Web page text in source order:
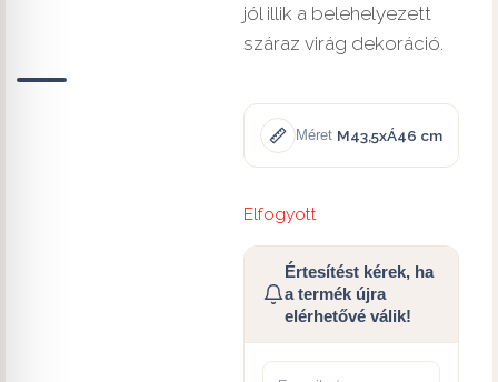
jól illik a belehelyezett
száraz virág dekoráció.
Méret M43,5xÁ46 cm
Elfogyott
Értesítést kérek, ha
a termék újra
elérhetővé válik!